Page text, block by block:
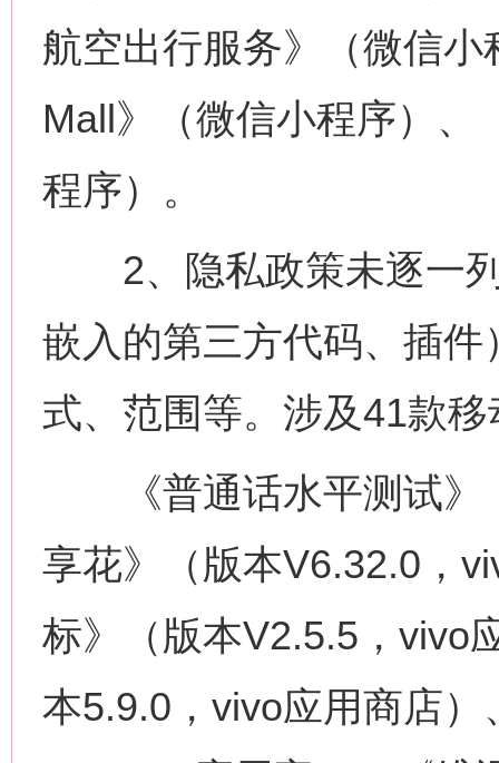
航空出行服务》（微信
Mall》（微信小程序）、
程序）。
2、隐私政策未逐一列
嵌入的第三方代码、插
式、范围等。涉及41款
《普通话水平测试》
享花》（版本V6.32.0，
标》（版本V2.5.5，vivo
本5.9.0，vivo应用商店